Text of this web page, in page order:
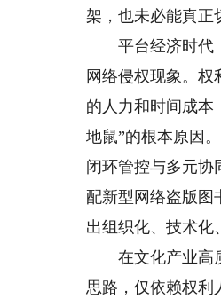
架，也未必能真正
平台经济时代，
网络侵权现象。
的人力和时间成本
地鼠”的根本原因
闭环管控与多元协
配新型网络盗版图
出组织化、技术化
在文化产业高质
思路，仅依赖权利